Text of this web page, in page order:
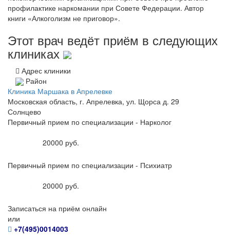
профилактике наркомании при Совете Федерации. Автор
книги «Алкоголизм не приговор».
Этот врач ведёт приём в следующих
клиниках
Адрес клиники
Район
Клиника Маршака в Апрелевке
Московская область, г. Апрелевка, ул. Щорса д. 29
Солнцево
Первичный прием по специализации - Нарколог
20000 руб.
Первичный прием по специализации - Психиатр
20000 руб.
Записаться на приём онлайн
или
+7(495)0014003